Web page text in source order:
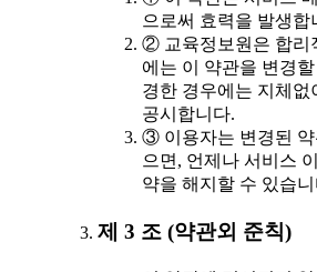
으로써 효력을 발생합
② 교육정보원은 합리
에는 이 약관을 변경
경한 경우에는 지체
공시합니다.
③ 이용자는 변경된
으면, 언제나 서비스
약을 해지할 수 있습니
제 3 조 (약관외 준칙)